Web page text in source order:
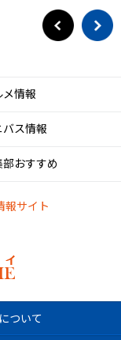
メ情報
バス情報
おすすめ
報サイト
ついて